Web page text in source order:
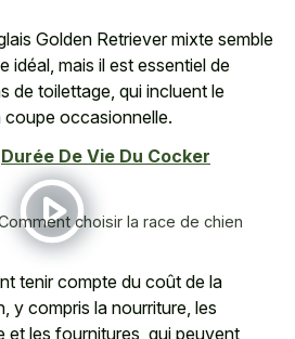
Golden Retriever mixte semble
idéal, mais il est essentiel de
de toilettage, qui incluent le
coupe occasionnelle.
Durée De Vie Du Cocker
choisir la race de chien
tenir compte du coût de la
y compris la nourriture, les
et les fournitures, qui peuvent